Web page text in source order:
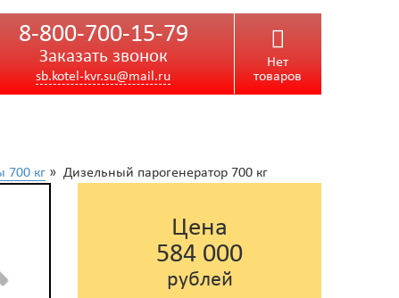
8-800-700-15-79
Заказать звонок
sb.kotel-kvr.su@mail.ru
Нет
товаров
700 кг» Дизельный парогенератор 700 кг
Цена
584 000
рублей